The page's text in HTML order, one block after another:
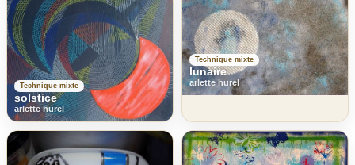
Technique mixte
solstice
arlette hurel
Technique mixte
lunaire
arlette hurel